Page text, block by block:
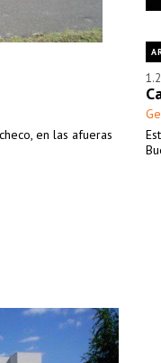
en las afueras